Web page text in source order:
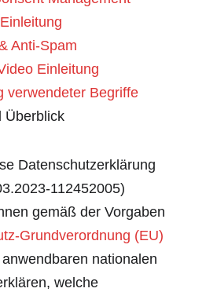
Anti-Spam
Einleitung
verwendeter Begriffe
Überblick
Datenschutzerklärung
112452005)
gemäß der Vorgaben
Grundverordnung (EU)
nationalen
welche